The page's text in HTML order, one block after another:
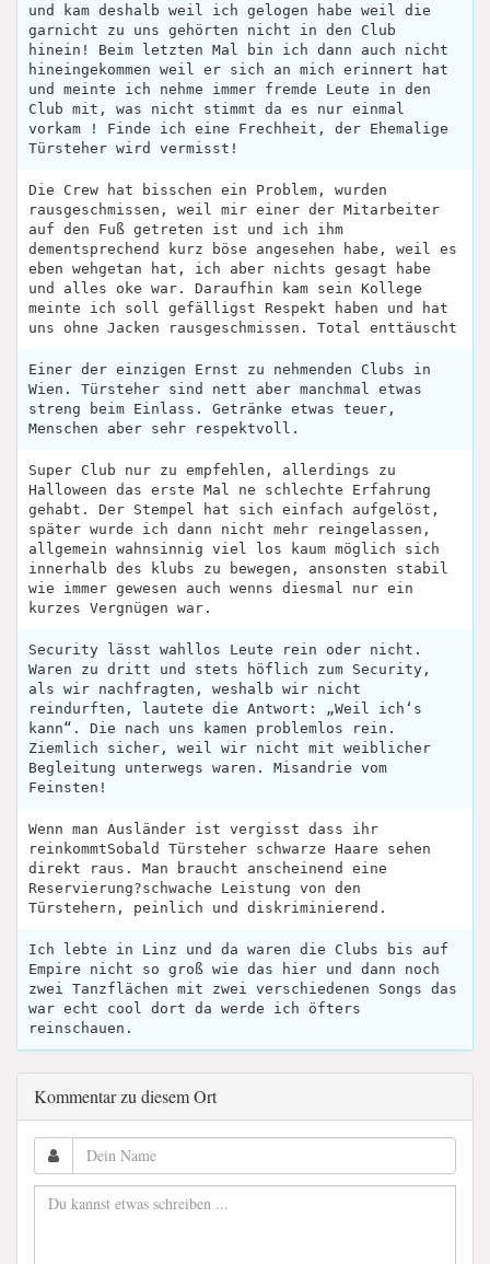
und kam deshalb weil ich gelogen habe weil die
garnicht zu uns gehörten nicht in den Club
hinein! Beim letzten Mal bin ich dann auch nicht
hineingekommen weil er sich an mich erinnert hat
und meinte ich nehme immer fremde Leute in den
Club mit, was nicht stimmt da es nur einmal
vorkam ! Finde ich eine Frechheit, der Ehemalige
Türsteher wird vermisst!
Die Crew hat bisschen ein Problem, wurden
rausgeschmissen, weil mir einer der Mitarbeiter
auf den Fuß getreten ist und ich ihm
dementsprechend kurz böse angesehen habe, weil es
eben wehgetan hat, ich aber nichts gesagt habe
und alles oke war. Daraufhin kam sein Kollege
meinte ich soll gefälligst Respekt haben und hat
uns ohne Jacken rausgeschmissen. Total enttäuscht
Einer der einzigen Ernst zu nehmenden Clubs in
Wien. Türsteher sind nett aber manchmal etwas
streng beim Einlass. Getränke etwas teuer,
Menschen aber sehr respektvoll.
Super Club nur zu empfehlen, allerdings zu
Halloween das erste Mal ne schlechte Erfahrung
gehabt. Der Stempel hat sich einfach aufgelöst,
später wurde ich dann nicht mehr reingelassen,
allgemein wahnsinnig viel los kaum möglich sich
innerhalb des klubs zu bewegen, ansonsten stabil
wie immer gewesen auch wenns diesmal nur ein
kurzes Vergnügen war.
Security lässt wahllos Leute rein oder nicht.
Waren zu dritt und stets höflich zum Security,
als wir nachfragten, weshalb wir nicht
reindurften, lautete die Antwort: „Weil ich‘s
kann“. Die nach uns kamen problemlos rein.
Ziemlich sicher, weil wir nicht mit weiblicher
Begleitung unterwegs waren. Misandrie vom
Feinsten!
Wenn man Ausländer ist vergisst dass ihr
reinkommtSobald Türsteher schwarze Haare sehen
direkt raus. Man braucht anscheinend eine
Reservierung?schwache Leistung von den
Türstehern, peinlich und diskriminierend.
Ich lebte in Linz und da waren die Clubs bis auf
Empire nicht so groß wie das hier und dann noch
zwei Tanzflächen mit zwei verschiedenen Songs das
war echt cool dort da werde ich öfters
reinschauen.
Kommentar zu diesem Ort